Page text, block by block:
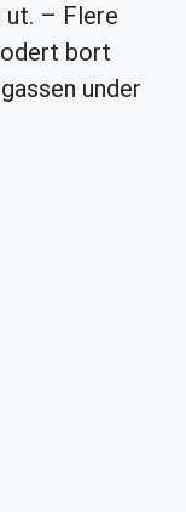
ut. – Flere
bort
under